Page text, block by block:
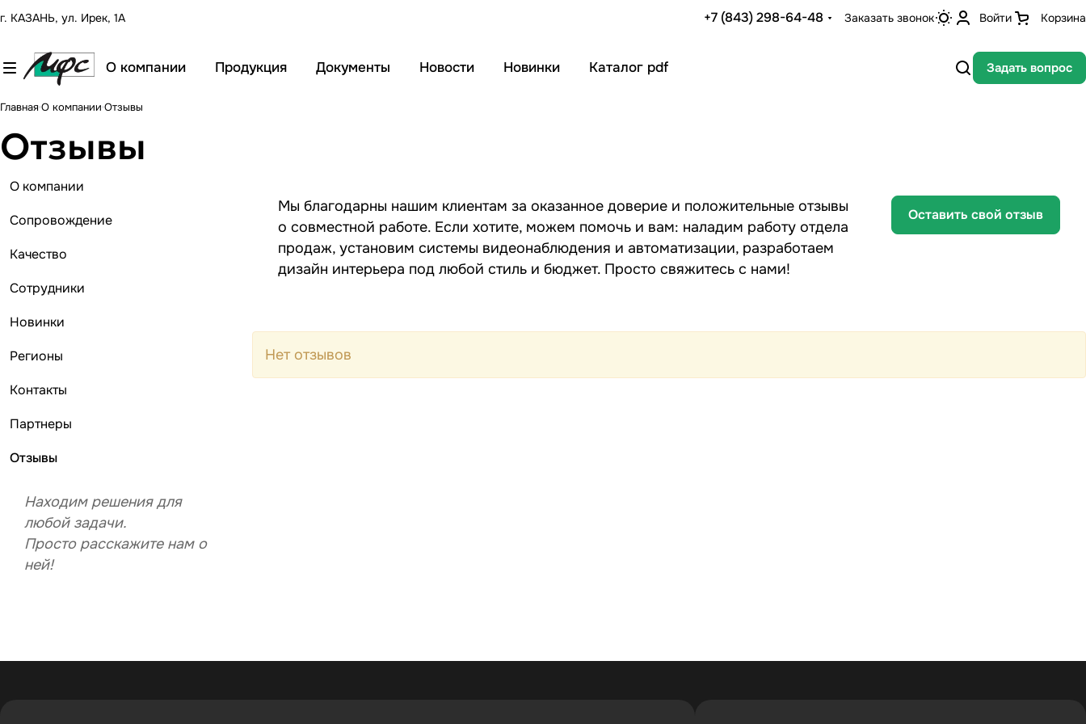
г. КАЗАНЬ, ул. Ирек, 1А +7 (843) 298-64-48 Заказать звонок Войти Корзина
О компании Продукция Документы Новости Новинки Каталог pdf Задать вопрос
Главная О компании Отзывы
Отзывы
Мы благодарны нашим клиентам за оказанное доверие и положительные отзывы
о совместной работе. Если хотите, можем помочь и вам: наладим работу отдела
продаж, установим системы видеонаблюдения и автоматизации, разработаем
дизайн интерьера под любой стиль и бюджет. Просто свяжитесь с нами!
Оставить свой отзыв
Нет отзывов
О компании
Сопровождение
Качество
Сотрудники
Новинки
Регионы
Контакты
Партнеры
Отзывы
Находим решениядля
любой задачи.
Просто расскажите нам о
ней!